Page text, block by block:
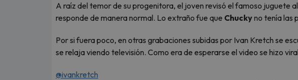
A raíz del temor de su progenitora, el joven revisó el famoso juguete
responde de manera normal. Lo extraño fue que Chuckyno tenía las
Por si fuera poco, en otras grabaciones subidas por Ivan Kretch se
se relaja viendo televisión. Como era de esperarse el video se hizo
@ivankretch